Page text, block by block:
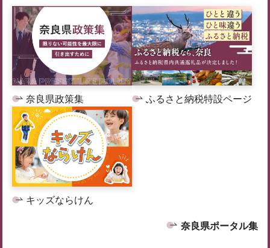
奈良県政策集 ふるさと納税特設ページ
キッズならけん
奈良県ポータル集